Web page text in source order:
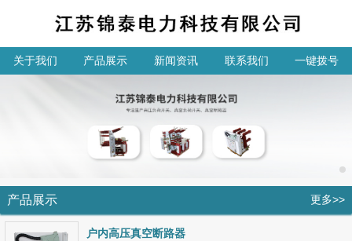
关于我们 产品展示 新闻资讯 联系我们 一键拨号
产品展示 更多>>
户内高压真空断路器